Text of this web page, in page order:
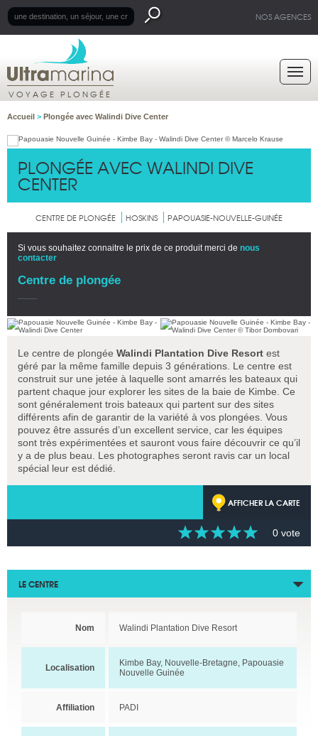
NOS AGENCES
VOYAGE PLONGÉE
Accueil > Plongée avec Walindi Dive Center
PLONGÉE AVEC WALINDI DIVE
CENTER
CENTRE DE PLONGÉE HOSKINS PAPOUASIE-NOUVELLE-GUINÉE
Si vous souhaitez connaitre le prix de ce produit merci de nous
contacter
Centre de plongée
Le centre de plongée Walindi Plantation Dive Resort est
géré par la même famille depuis 3 générations. Le centre est
construit sur une jetée à laquelle sont amarrés les bateaux qui
partent chaque jour explorer les sites de la baie de Kimbe. Ce
sont généralement trois bateaux qui partent sur des sites
différents afin de garantir de la variété à vos plongées. Vous
pouvez être assurés d’un excellent service, car les équipes
sont très expérimentées et sauront vous faire découvrir ce qu’il
y a de plus beau. Les photographes seront ravis car un local
spécial leur est dédié.
AFFICHER LA CARTE
0 vote
LE CENTRE
Nom Walindi Plantation Dive Resort
Localisation
Kimbe Bay, Nouvelle-Bretagne, Papouasie
Nouvelle Guinée
Affiliation PADI